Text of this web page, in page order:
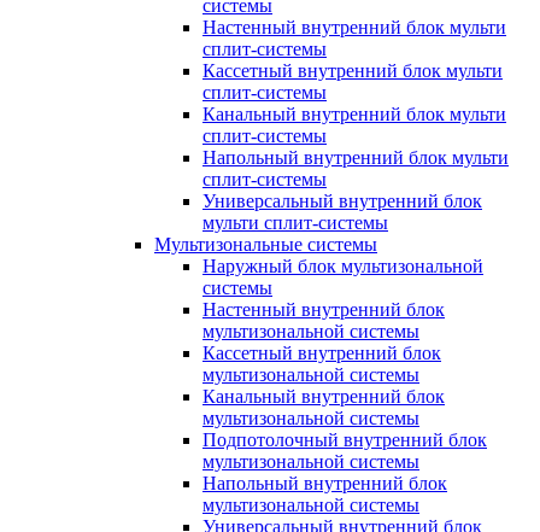
системы
Настенный внутренний блок мульти
сплит-системы
Кассетный внутренний блок мульти
сплит-системы
Канальный внутренний блок мульти
сплит-системы
Напольный внутренний блок мульти
сплит-системы
Универсальный внутренний блок
мульти сплит-системы
Мультизональные системы
Наружный блок мультизональной
системы
Настенный внутренний блок
мультизональной системы
Кассетный внутренний блок
мультизональной системы
Канальный внутренний блок
мультизональной системы
Подпотолочный внутренний блок
мультизональной системы
Напольный внутренний блок
мультизональной системы
Универсальный внутренний блок